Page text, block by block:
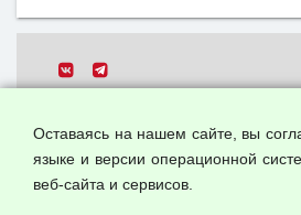
Все права защищены.
Оставаясь на нашем сайте, вы
языке и версии операционной
веб-сайта и сервисов.